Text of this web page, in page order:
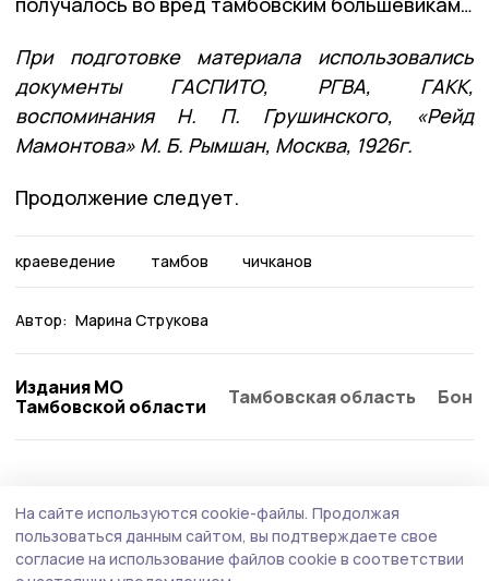
При подготовке материала использовались
документы ГАСПИТО, РГВА, ГАКК,
воспоминания Н. П. Грушинского, «Рейд
Мамонтова» М. Б. Рымшан, Москва, 1926г.
Продолжение следует.
краеведение тамбов чичканов
Автор: Марина Струкова
Издания МО
Тамбовской области
Тамбовская область
На сайте используются cookie-файлы. Продолжая
пользоваться данным сайтом, вы подтверждаете свое
согласие на использование файлов cookie в соответствии